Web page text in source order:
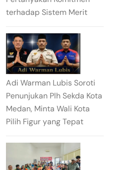
terhadap Sistem Merit
Adi Warman Lubis Soroti
Penunjukan Plh Sekda Kota
Medan, Minta Wali Kota
Pilih Figur yang Tepat